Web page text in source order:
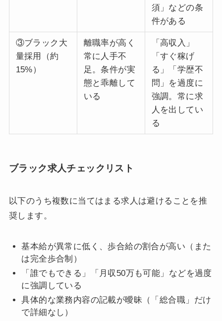
須」などの条
件がある
③ブラック大
量採用（約
15%）
離職率が高く
常に人手不
足。条件が実
態と乖離して
いる
「高収入」
「すぐ稼げ
る」「学歴不
問」を過度に
強調。常に求
人を出してい
る
ブラック求人チェックリスト
以下のうち複数に当てはまる求人は避けることを推
奨します。
基本給が異常に低く、歩合給の割合が高い（また
は完全歩合制）
「誰でもできる」「月収50万も可能」などを過度
に強調している
具体的な業務内容の記載が曖昧（「総合職」だけ
で詳細なし）